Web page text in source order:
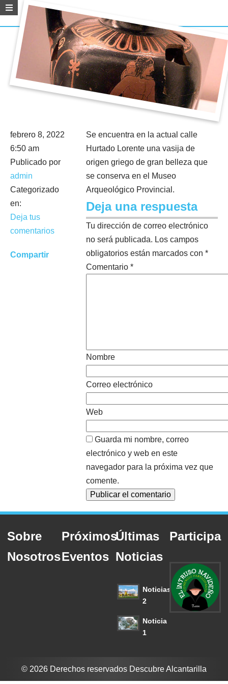
Oinochoe
febrero 8, 2022
6:50 am
Publicado por
admin
Categorizado
en:
Deja tus
comentarios
Compartir
Se encuentra en la actual calle
Hurtado Lorente una vasija de
origen griego de gran belleza que
se conserva en el Museo
Arqueológico Provincial.
Deja una respuesta
Tu dirección de correo electrónico
no será publicada. Los campos
obligatorios están marcados con*
Comentario*
Nombre
Correo electrónico
Web
Guarda mi nombre, correo
electrónico y web en este
navegador para la próxima vez que
comente.
Sobre
Nosotros
Próximos
Eventos
Últimas
Noticias
Noticias
2
Noticia
1
Participa
© 2026 Derechos reservados Descubre Alcantarilla